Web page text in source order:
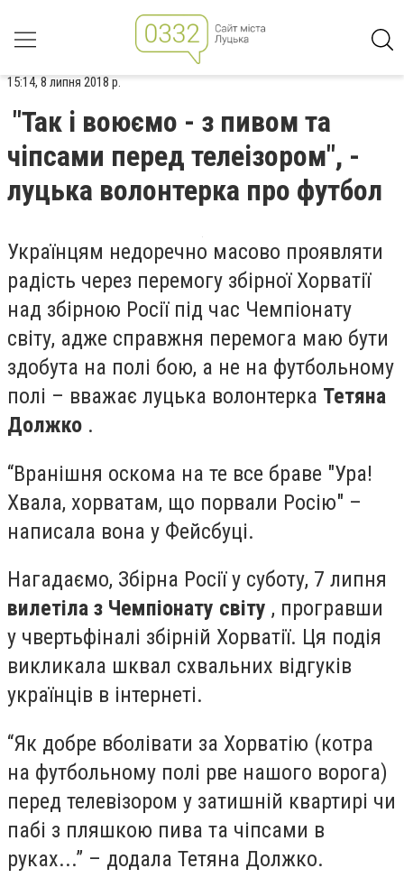
15:14, 8 липня 2018 р.
"Так і воюємо - з пивом та
чіпсами перед телеізором", -
луцька волонтерка про футбол
Українцям недоречно масово проявляти
радість через перемогу збірної Хорватії
над збірною Росії під час Чемпіонату
світу, адже справжня перемога маю бути
здобута на полі бою, а не на футбольному
полі – вважає луцька волонтерка Тетяна
Должко .
“Вранішня оскома на те все браве "Ура!
Хвала, хорватам, що порвали Росію" –
написала вона у Фейсбуці.
Нагадаємо, Збірна Росії у суботу, 7 липня
вилетіла з Чемпіонату світу , програвши
у чвертьфіналі збірній Хорватії. Ця подія
викликала шквал схвальних відгуків
українців в інтернеті.
“Як добре вболівати за Хорватію (котра
на футбольному полі рве нашого ворога)
перед телевізором у затишній квартирі чи
пабі з пляшкою пива та чіпсами в
руках...” – додала Тетяна Должко.